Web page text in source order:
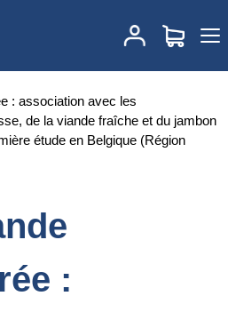
viande déstructurée : association
carcasse, de la viande fraîche et
: